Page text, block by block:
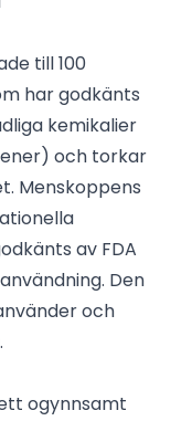
till 100
har godkänts
kemikalier
och torkar
Menskoppens
av FDA
Den
och
ogynnsamt